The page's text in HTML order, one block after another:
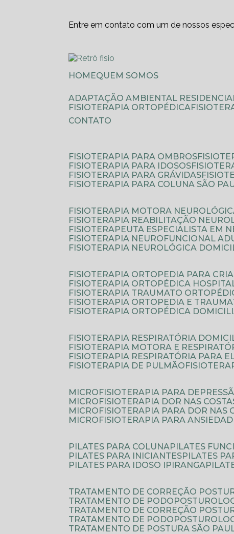
Entre em contato com um de nossos
HOME
QUEM SOMOS
ADAPTAÇÃO AMBIENTAL
FISIOTERAPIA ORTOPÉDICA
CONTATO
FISIOTERAPIA PARA OMBROS
FISIOTERAPIA PARA IDOSOS
FISIOTERAPIA PARA GRÁVIDAS
FISIOTERAPIA PARA COLUNA SÃO
FISIOTERAPIA MOTORA
FISIOTERAPIA REABILITAÇÃO
FISIOTERAPEUTA ESPECIALISTA EM
FISIOTERAPIA NEUROFUNCIONAL
FISIOTERAPIA NEUROLÓGICA
FISIOTERAPIA ORTOPEDIA PARA
FISIOTERAPIA ORTOPÉDICA
FISIOTERAPIA TRAUMATO
FISIOTERAPIA ORTOPEDIA E
FISIOTERAPIA ORTOPÉDICA
FISIOTERAPIA RESPIRATÓRIA
FISIOTERAPIA MOTORA E
FISIOTERAPIA RESPIRATÓRIA PARA
FISIOTERAPIA DE PULMÃO
MICROFISIOTERAPIA PARA
MICROFISIOTERAPIA DOR NAS
MICROFISIOTERAPIA PARA DOR NAS
MICROFISIOTERAPIA PARA
PILATES PARA COLUNA
PILATES
PILATES PARA INICIANTES
PILATES
PILATES PARA IDOSO IPIRANGA
TRATAMENTO DE CORREÇÃO
TRATAMENTO DE
TRATAMENTO DE CORREÇÃO
TRATAMENTO DE
TRATAMENTO DE POSTURA SÃO